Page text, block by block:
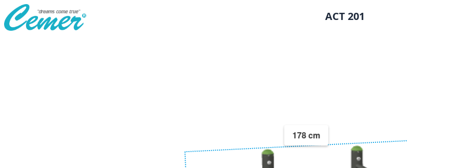
ACT 201
178 cm